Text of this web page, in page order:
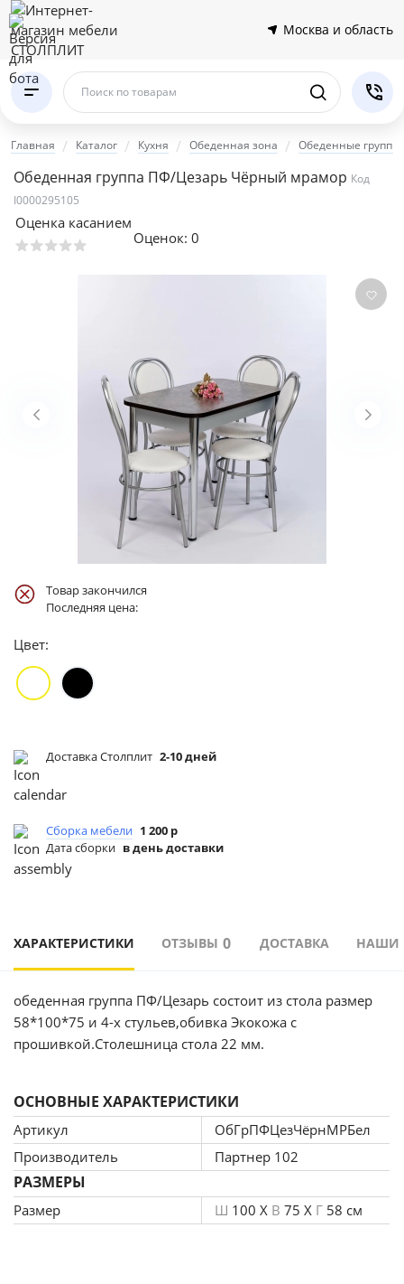
Москва и область
Поиск по товарам
Главная Каталог Кухня Обеденная зона Обеденные группы
Обеденная группа ПФ/Цезарь Чёрный мрамор Код
I0000295105
Оценка касанием
Оценок: 0
Товар закончился
Последняя цена:
Цвет:
Доставка Столплит 2-10 дней
Сборка мебели 1 200 р
Дата сборки в день доставки
ХАРАКТЕРИСТИКИ ОТЗЫВЫ 0 ДОСТАВКА НАШИ
обеденная группа ПФ/Цезарь состоит из стола размер
58*100*75 и 4-х стульев,обивка Экокожа с
прошивкой.Столешница стола 22 мм.
ОСНОВНЫЕ ХАРАКТЕРИСТИКИ
Артикул
ОбГрПФЦезЧёрнМРБел
Производитель
Партнер 102
РАЗМЕРЫ
Размер Ш 100 X В 75 X Г 58 см